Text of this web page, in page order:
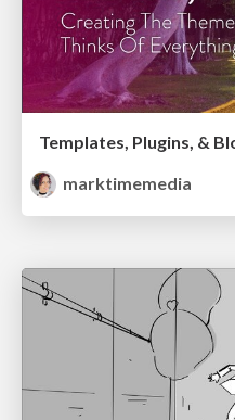
marktimemedia